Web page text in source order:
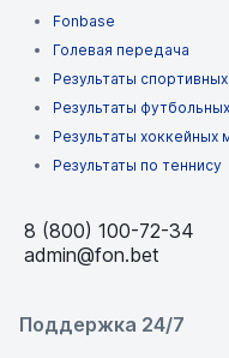
Fonbase
Голевая передача
Результаты
Результаты
Результаты хоккейных
Результаты по теннису
8 (800) 100-72-34
admin@fon.bet
Поддержка 24/7